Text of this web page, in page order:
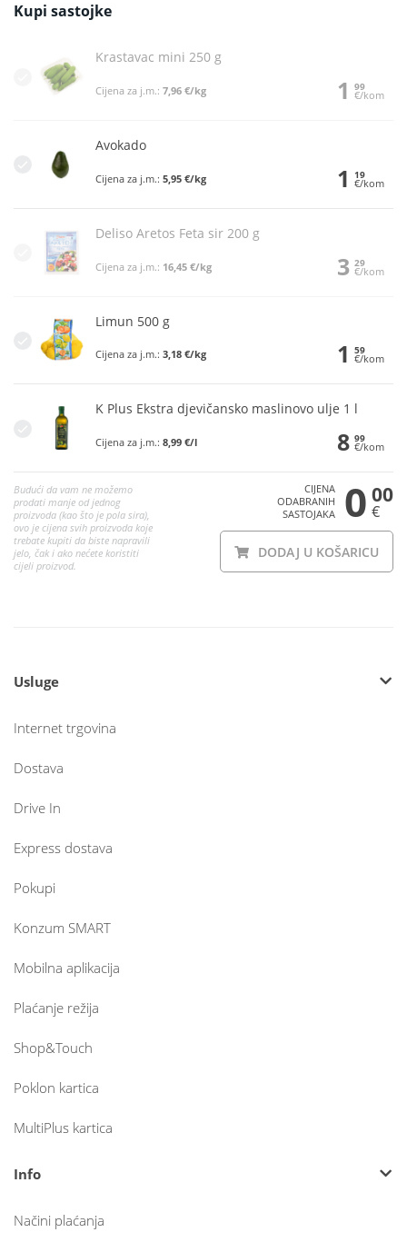
Kupi sastojke
Krastavac mini 250 g
Cijena za j.m.: 7,96 €/kg 1 99
€/kom
Avokado
Cijena za j.m.: 5,95 €/kg 1 19
€/kom
Deliso Aretos Feta sir 200 g
Cijena za j.m.: 16,45 €/kg 3 29
€/kom
Limun 500 g
Cijena za j.m.: 3,18 €/kg 1 59
€/kom
K Plus Ekstra djevičansko maslinovo ulje 1 l
Cijena za j.m.: 8,99 €/l 8 99
€/kom
Budući da vam ne možemo
prodati manje od jednog
proizvoda (kao što je pola sira),
ovo je cijena svih proizvoda koje
trebate kupiti da biste napravili
jelo, čak i ako nećete koristiti
cijeli proizvod.
CIJENA
ODABRANIH
SASTOJAKA
0 00
€
DODAJ U KOŠARICU
Usluge
Internet trgovina
Dostava
Drive In
Express dostava
Pokupi
Konzum SMART
Mobilna aplikacija
Plaćanje režija
Shop&Touch
Poklon kartica
MultiPlus kartica
Info
Načini plaćanja